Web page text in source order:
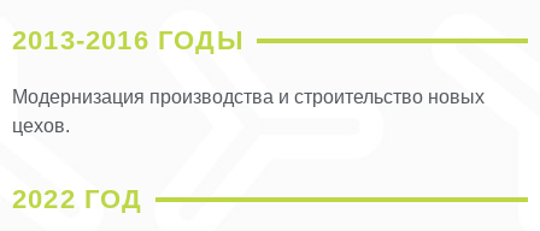
2013-2016 ГОДЫ
Модернизация производства и строительство новых
цехов.
2022 ГОД